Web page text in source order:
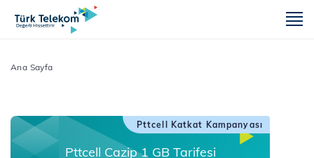
Ana Sayfa
Pttcell Katkat Kampanyası
Pttcell Cazip 1 GB Tarifesi